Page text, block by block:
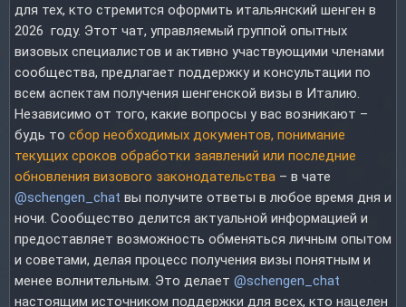
для тех, кто стремится оформить итальянский шенген в
2026 году. Этот чат, управляемый группой опытных
визовых специалистов и активно участвующими членами
сообщества, предлагает поддержку и консультации по
всем аспектам получения шенгенской визы в Италию.
Независимо от того, какие вопросы у вас возникают –
будь то сбор необходимых документов, понимание
текущих сроков обработки заявлений или последние
обновления визового законодательства – в чате
@schengen_chat вы получите ответы в любое время дня и
ночи. Сообщество делится актуальной информацией и
предоставляет возможность обменяться личным опытом
и советами, делая процесс получения визы понятным и
менее волнительным. Это делает @schengen_chat
настоящим источником поддержки для всех, кто нацелен